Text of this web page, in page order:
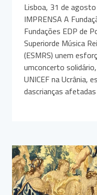
Lisboa, 31 de
IMPRENSA A
Fundações EDP de
Superiorde Música
(ESMRS) unem
umconcerto
UNICEF na Ucrânia,
dascrianças